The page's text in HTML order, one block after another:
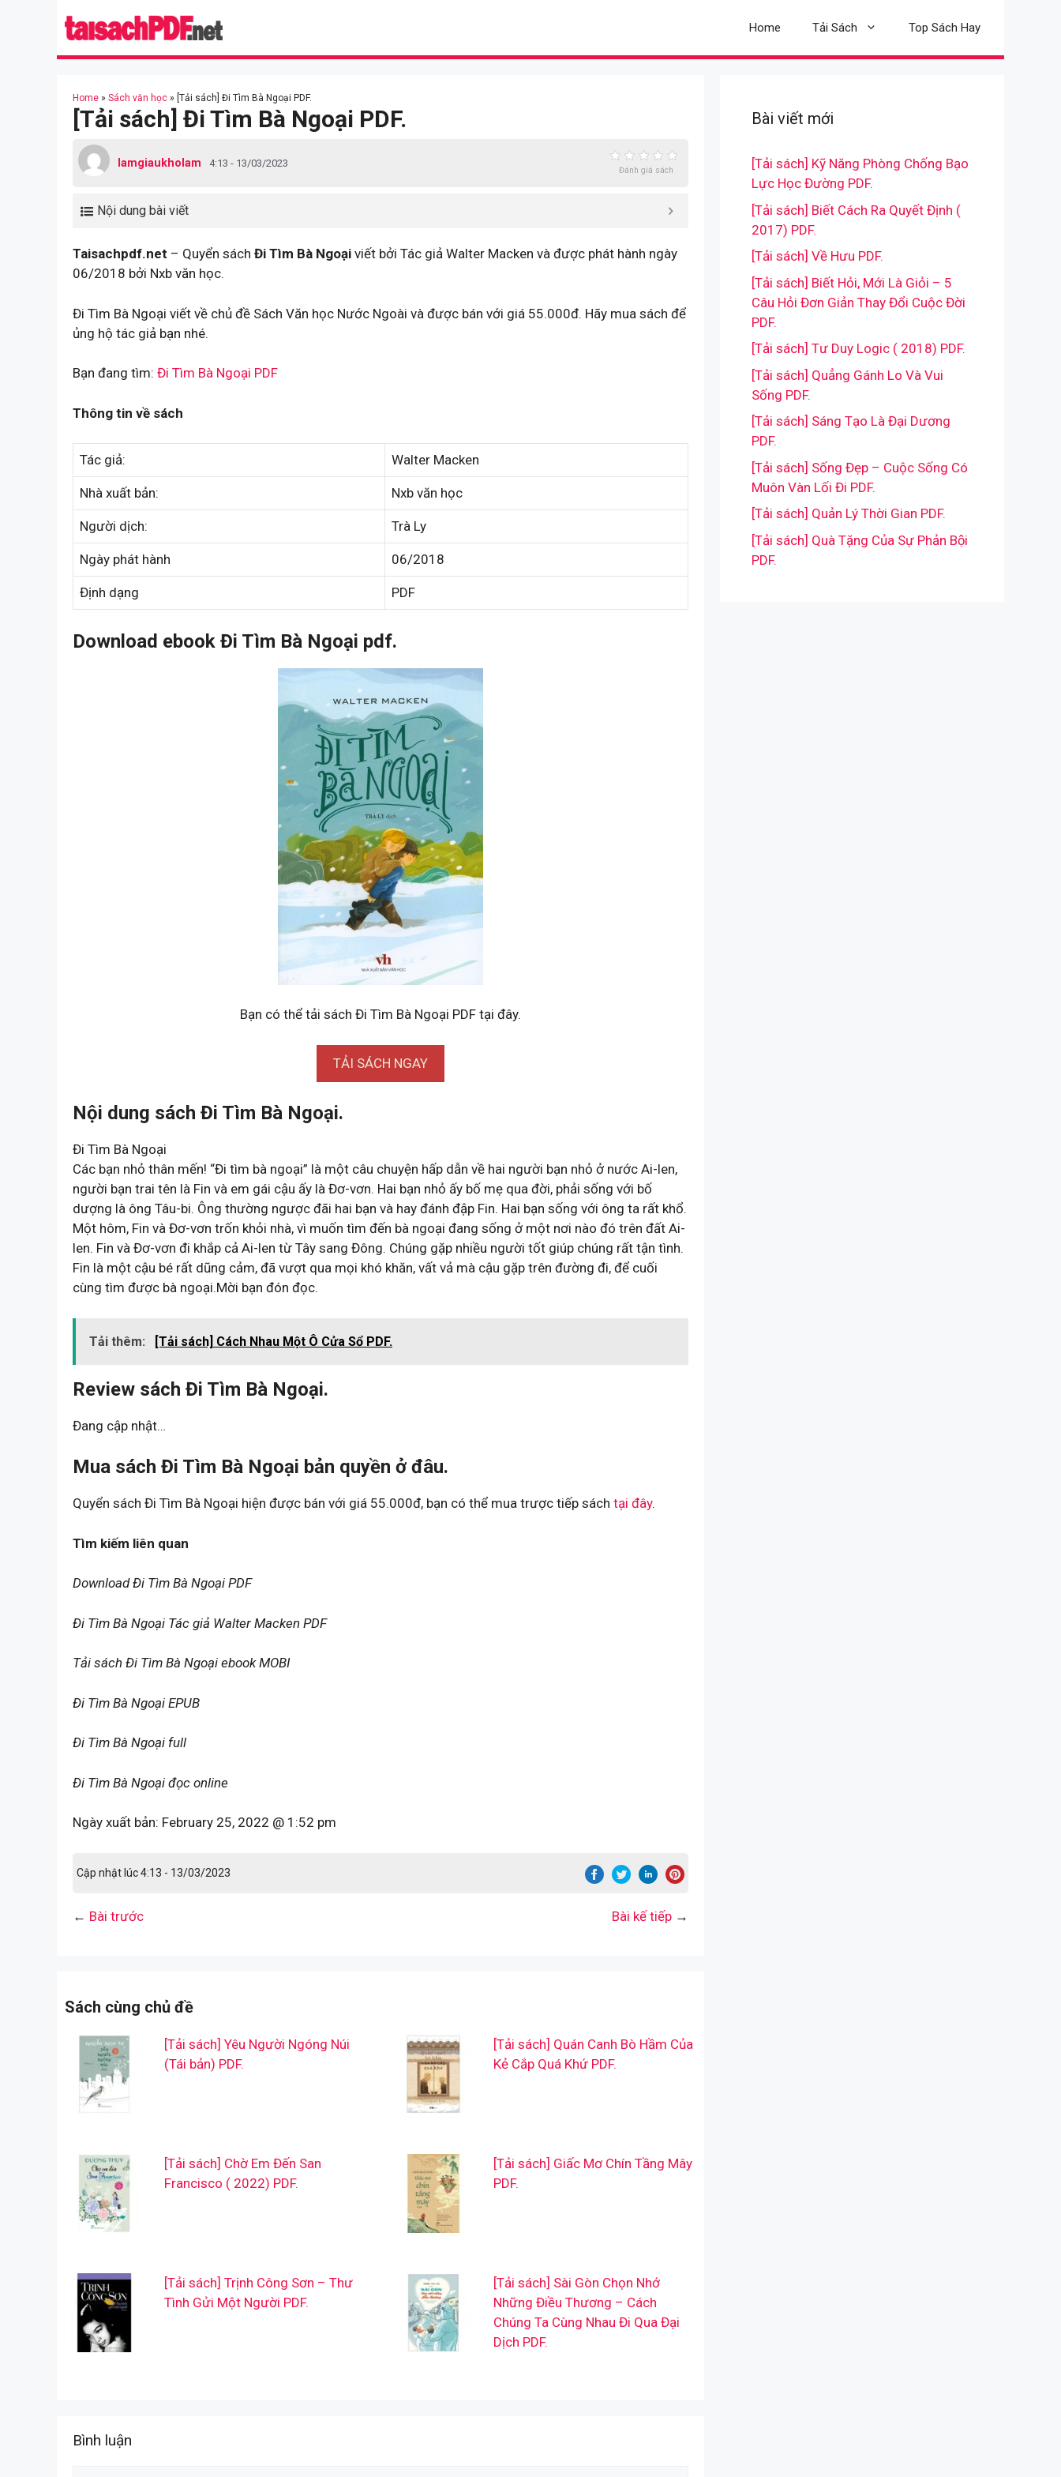
Home Tải Sách Top Sách Hay
Home » Sách văn học » [Tải sách] Đi Tìm Bà Ngoại PDF.
[Tải sách] Đi Tìm Bà Ngoại PDF.
lamgiaukholam 4:13 - 13/03/2023
Đánh giá sách
Nội dung bài viết
Taisachpdf.net – Quyển sách Đi Tìm Bà Ngoại viết bởi Tác giả Walter Macken và được phát hành ngày
06/2018 bởi Nxb văn học.
Đi Tìm Bà Ngoại viết về chủ đề Sách Văn học Nước Ngoài và được bán với giá 55.000đ. Hãy mua sách để
ủng hộ tác giả bạn nhé.
Bạn đang tìm: Đi Tìm Bà Ngoại PDF
Thông tin về sách
Tác giả: Walter Macken
Nhà xuất bản: Nxb văn học
Người dịch: Trà Ly
Ngày phát hành 06/2018
Định dạng PDF
Download ebook Đi Tìm Bà Ngoại pdf.
Bạn có thể tải sách Đi Tìm Bà Ngoại PDF tại đây.
TẢI SÁCH NGAY
Nội dung sách Đi Tìm Bà Ngoại.
Đi Tìm Bà Ngoại
Các bạn nhỏ thân mến! “Đi tìm bà ngoại” là một câu chuyện hấp dẫn về hai người bạn nhỏ ở nước Ai-len,
người bạn trai tên là Fin và em gái cậu ấy là Đơ-vơn. Hai bạn nhỏ ấy bố mẹ qua đời, phải sống với bố
dượng là ông Tâu-bi. Ông thường ngược đãi hai bạn và hay đánh đập Fin. Hai bạn sống với ông ta rất khổ.
Một hôm, Fin và Đơ-vơn trốn khỏi nhà, vì muốn tìm đến bà ngoại đang sống ở một nơi nào đó trên đất Ai-
len. Fin và Đơ-vơn đi khắp cả Ai-len từ Tây sang Đông. Chúng gặp nhiều người tốt giúp chúng rất tận tình.
Fin là một cậu bé rất dũng cảm, đã vượt qua mọi khó khăn, vất vả mà cậu gặp trên đường đi, để cuối
cùng tìm được bà ngoại.Mời bạn đón đọc.
Tải thêm: [Tải sách] Cách Nhau Một Ô Cửa Sổ PDF.
Review sách Đi Tìm Bà Ngoại.
Đang cập nhật…
Mua sách Đi Tìm Bà Ngoại bản quyền ở đâu.
Quyển sách Đi Tìm Bà Ngoại hiện được bán với giá 55.000đ, bạn có thể mua trược tiếp sách tại đây.
Tìm kiếm liên quan
Download Đi Tìm Bà Ngoại PDF
Đi Tìm Bà Ngoại Tác giả Walter Macken PDF
Tải sách Đi Tìm Bà Ngoại ebook MOBI
Đi Tìm Bà Ngoại EPUB
Đi Tìm Bà Ngoại full
Đi Tìm Bà Ngoại đọc online
Ngày xuất bản: February 25, 2022 @ 1:52 pm
Cập nhật lúc 4:13 - 13/03/2023
← Bài trước Bài kế tiếp →
Sách cùng chủ đề
[Tải sách] Yêu Người Ngóng Núi
(Tái bản) PDF.
[Tải sách] Quán Canh Bò Hầm Của
Kẻ Cắp Quá Khứ PDF.
[Tải sách] Chờ Em Đến San
Francisco ( 2022) PDF.
[Tải sách] Giấc Mơ Chín Tầng Mây
PDF.
[Tải sách] Trịnh Công Sơn – Thư
Tình Gửi Một Người PDF.
[Tải sách] Sài Gòn Chọn Nhớ
Những Điều Thương – Cách
Chúng Ta Cùng Nhau Đi Qua Đại
Dịch PDF.
Bình luận
Bài viết mới
[Tải sách] Kỹ Năng Phòng Chống Bạo
Lực Học Đường PDF.
[Tải sách] Biết Cách Ra Quyết Định (
2017) PDF.
[Tải sách] Về Hưu PDF.
[Tải sách] Biết Hỏi, Mới Là Giỏi – 5
Câu Hỏi Đơn Giản Thay Đổi Cuộc Đời
PDF.
[Tải sách] Tư Duy Logic ( 2018) PDF.
[Tải sách] Quẳng Gánh Lo Và Vui
Sống PDF.
[Tải sách] Sáng Tạo Là Đại Dương
PDF.
[Tải sách] Sống Đẹp – Cuộc Sống Có
Muôn Vàn Lối Đi PDF.
[Tải sách] Quản Lý Thời Gian PDF.
[Tải sách] Quà Tặng Của Sự Phản Bội
PDF.